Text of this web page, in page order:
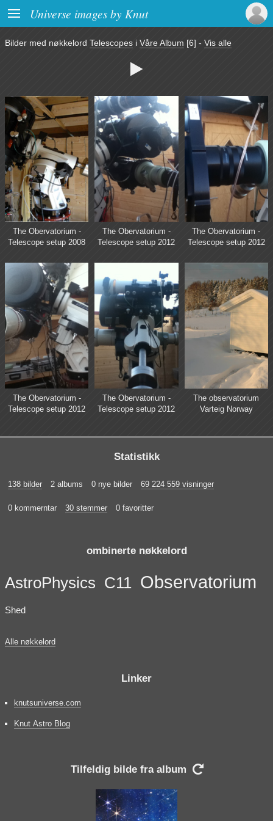
 Universe images by Knut
Bilder med nøkkelord Telescopes i Våre Album [6] - Vis alle

The Obervatorium -
Telescope setup 2008
The Obervatorium -
Telescope setup 2012
The Obervatorium -
Telescope setup 2012
The Obervatorium -
Telescope setup 2012
The Obervatorium -
Telescope setup 2012
The observatorium
Varteig Norway
Statistikk
138 bilder 2 albums 0 nye bilder 69 224 559 visninger
0 kommerntar 30 stemmer 0 favoritter
ombinerte nøkkelord
AstroPhysics C11 Observatorium
Shed
Alle nøkkelord
Linker
knutsuniverse.com
Knut Astro Blog
Tilfeldig bilde fra album 